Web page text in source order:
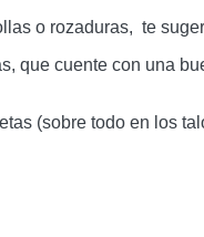
o rozaduras,  te
que cuente con una
(sobre todo en los